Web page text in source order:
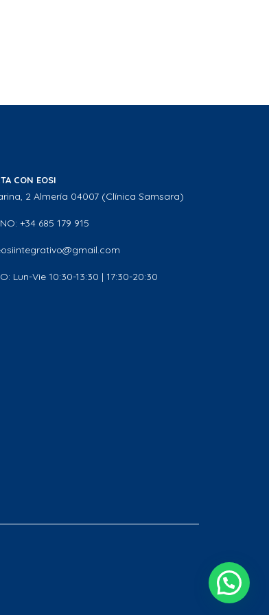
CON EOSI
2 Almería 04007 (Clínica Samsara)
+34 685 179 915
Lun-Vie 10:30-13:30 | 17:30-20:30